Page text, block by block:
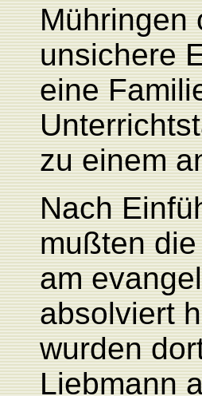
Mühringen
unsichere
eine
zu einem
Nach
mußten
am
absolviert
wurden
Liebmann